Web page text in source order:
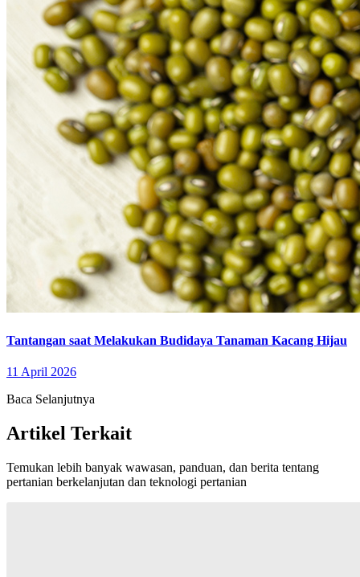
Tantangan saat Melakukan Budidaya Tanaman Kacang Hijau
11 April 2026
Baca Selanjutnya
Artikel Terkait
Temukan lebih banyak wawasan, panduan, dan berita tentang
pertanian berkelanjutan dan teknologi pertanian